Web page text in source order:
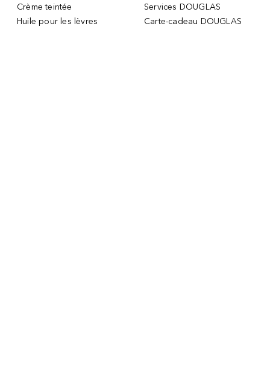
Crème teintée
Huile pour les lèvres
Services DOUGLAS
Carte-cadeau DOUGLAS